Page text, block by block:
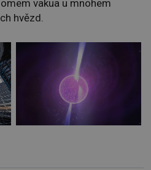
vakua u mnohem
hvězd.